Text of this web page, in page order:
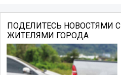
ПОДЕЛИТЕСЬ НОВОСТЯМИ С
ЖИТЕЛЯМИ ГОРОДА